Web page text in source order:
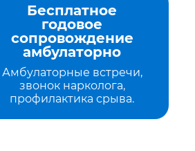
Бесплатное
годовое
сопровождение
амбулаторно
Амбулаторные встречи,
звонок нарколога,
профилактика срыва.